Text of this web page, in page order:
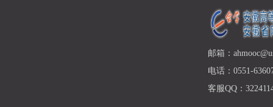
邮箱：
电话：0551-
客服QQ：